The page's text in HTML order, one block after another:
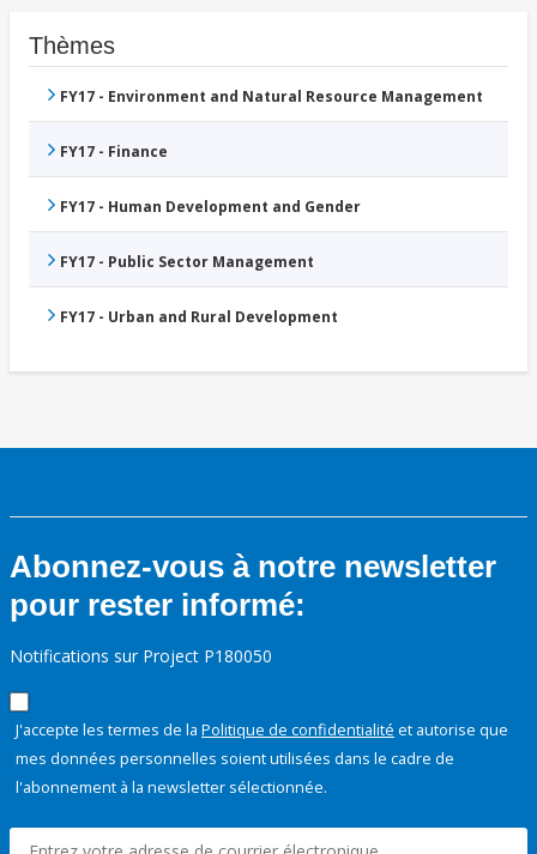
Thèmes
FY17 - Environment and Natural Resource Management
FY17 - Finance
FY17 - Human Development and Gender
FY17 - Public Sector Management
FY17 - Urban and Rural Development
Abonnez-vous à notre newsletter
pour rester informé:
Notifications sur Project P180050
J'accepte les termes de la Politique de confidentialité et autorise que
mes données personnelles soient utilisées dans le cadre de
l'abonnement à la newsletter sélectionnée.